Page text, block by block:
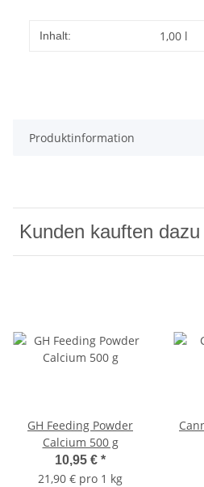
Inhalt: 1,00 l
Produktinformation
Kunden kauften
GH Feeding Powder
Calcium 500 g
10,95 € *
21,90 € pro 1 kg